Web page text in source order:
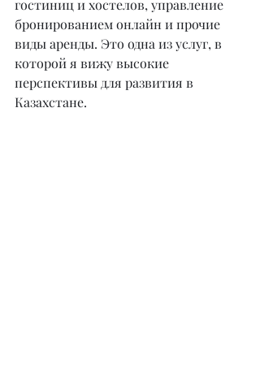
гостиниц и хостелов, управление
бронированием онлайн и прочие
виды аренды. Это одна из услуг, в
которой я вижу высокие
перспективы для развития в
Казахстане.